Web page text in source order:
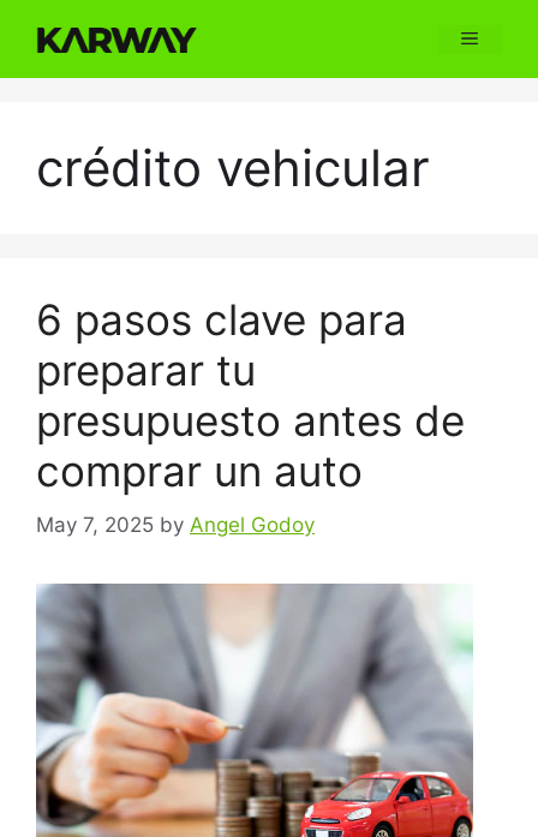
content
Menu
crédito vehicular
6 pasos clave para
preparar tu
presupuesto antes de
comprar un auto
May 7, 2025 by Angel Godoy